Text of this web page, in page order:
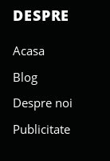
DESPRE
Acasa
Blog
Despre noi
Publicitate